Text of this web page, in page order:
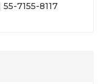
55-7155-8117